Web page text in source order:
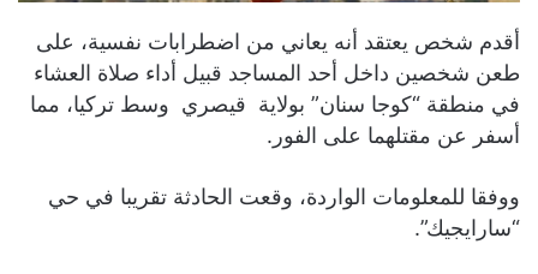
أقدم شخص يعتقد أنه يعاني من اضطرابات نفسية، على
طعن شخصين داخل أحد المساجد قبيل أداء صلاة العشاء
في منطقة “كوجا سنان” بولاية قيصري وسط تركيا، مما
أسفر عن مقتلهما على الفور.
ووفقا للمعلومات الواردة، وقعت الحادثة تقريبا في حي
“سارايجيك”.